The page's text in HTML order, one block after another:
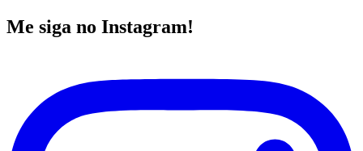
Me siga no Instagram!